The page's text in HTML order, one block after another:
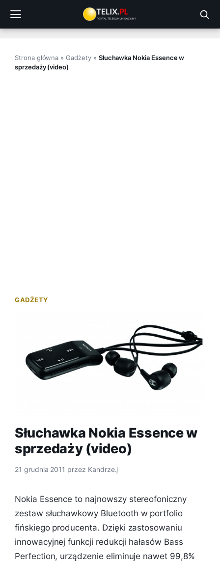
treści
Strona główna »Gadżety» Słuchawka Nokia Essence w
sprzedaży (video)
GADŻETY
Słuchawka Nokia Essence w
sprzedaży (video)
21 grudnia 2011 przez Kandrze.j
Nokia Essence to najnowszy stereofoniczny
zestaw słuchawkowy Bluetooth w portfolio
fińskiego producenta. Dzięki zastosowaniu
innowacyjnej funkcji redukcji hałasów Bass
Perfection, urządzenie eliminuje nawet 99,8%